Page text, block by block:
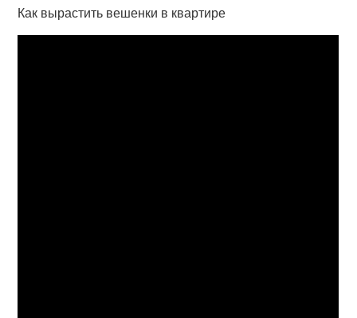
Как вырастить вешенки в квартире